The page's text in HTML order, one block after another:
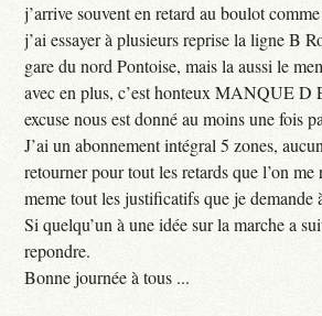
j’arrive souvent en retard au boulot
j’ai essayer à plusieurs reprise la ligne B
gare du nord Pontoise, mais la aussi le
avec en plus, c’est honteux MANQUE D
excuse nous est donné au moins une fois
J’ai un abonnement intégral 5 zones,
retourner pour tout les retards que l’on me
meme tout les justificatifs que je demande
Si quelqu’un à une idée sur la marche a
repondre.
Bonne journée à tous ...